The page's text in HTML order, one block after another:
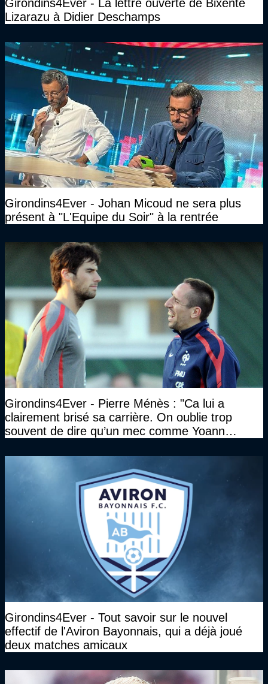
Girondins4Ever - La lettre ouverte de Bixente
Lizarazu à Didier Deschamps
Girondins4Ever - Johan Micoud ne sera plus
présent à "L'Equipe du Soir" à la rentrée
Girondins4Ever - Pierre Ménès : "Ca lui a
clairement brisé sa carrière. On oublie trop
souvent de dire qu’un mec comme Yoann
Girondins4Ever - Tout savoir sur le nouvel
effectif de l'Aviron Bayonnais, qui a déjà joué
deux matches amicaux